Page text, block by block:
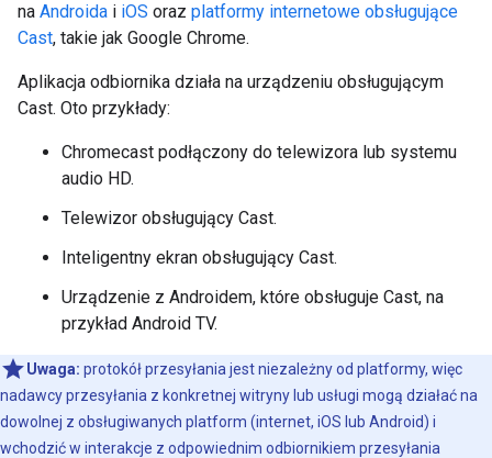
na Androida i iOS oraz platformy internetowe obsługujące
Cast, takie jak Google Chrome.
Aplikacja odbiornika działa na urządzeniu obsługującym
Cast. Oto przykłady:
Chromecast podłączony do telewizora lub systemu
audio HD.
Telewizor obsługujący Cast.
Inteligentny ekran obsługujący Cast.
Urządzenie z Androidem, które obsługuje Cast, na
przykład Android TV.
Uwaga: protokół przesyłania jest niezależny od platformy, więc
nadawcy przesyłania z konkretnej witryny lub usługi mogą działać na
dowolnej z obsługiwanych platform (internet, iOS lub Android) i
wchodzić w interakcje z odpowiednim odbiornikiem przesyłania